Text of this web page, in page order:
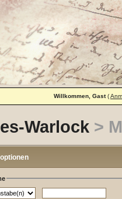
Willkommen, Gast(
Warlock>